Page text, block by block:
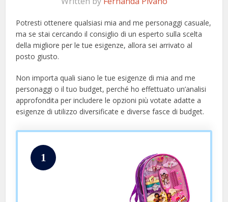
Potresti ottenere qualsiasi mia and me personaggi casuale,
ma se stai cercando il consiglio di un esperto sulla scelta
della migliore per le tue esigenze, allora sei arrivato al
posto giusto.
Non importa quali siano le tue esigenze di mia and me
personaggi o il tuo budget, perché ho effettuato un’analisi
approfondita per includere le opzioni più votate adatte a
esigenze di utilizzo diversificate e diverse fasce di budget.
1